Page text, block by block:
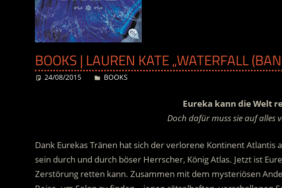
BOOKS | LAUREN KATE „WATERFALL
24/08/2015 Desiree
BOOKS
Eureka kann die Welt
Doch dafür muss sie auf alles
Dank Eurekas Tränen hat sich der verlorene Kontinent
sein durch und durch böser Herrscher, König Atlas. Jetzt ist
Zerstörung retten kann. Zusammen mit dem mysteriösen